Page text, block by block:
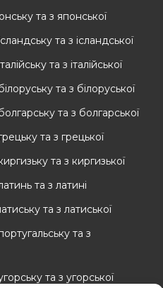
та з японської
та з ісландської
та з італійської
та з білоруської
та з болгарської
та з грецької
та з киргизької
та з латинi
та з латиської
та з
та з угорської